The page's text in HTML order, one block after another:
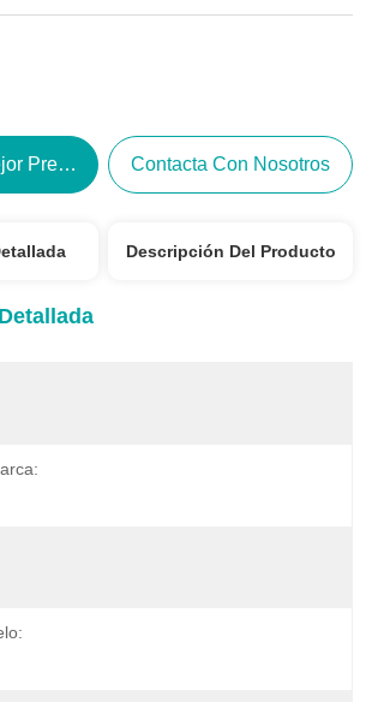
Precio Contacta Con Nosotros
Descripción Del Producto